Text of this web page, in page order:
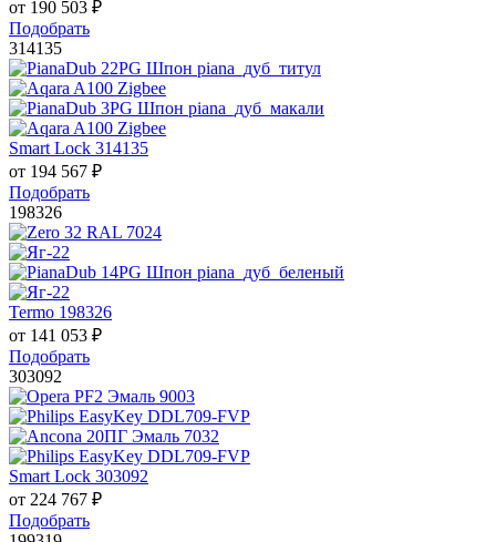
от 190 503 ₽
Подобрать
314135
Smart Lock 314135
от 194 567 ₽
Подобрать
198326
Termo 198326
от 141 053 ₽
Подобрать
303092
Smart Lock 303092
от 224 767 ₽
Подобрать